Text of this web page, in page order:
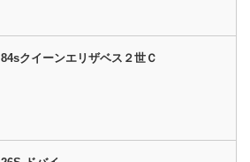
84sクイーンエリザベス２世Ｃ